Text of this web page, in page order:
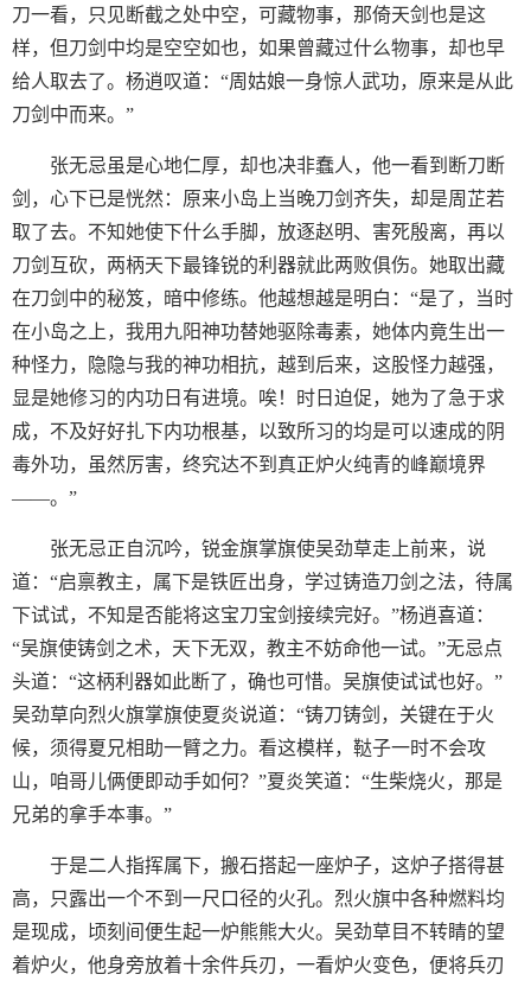
刀一看，只见断截之处中空，可藏物事，那倚天剑也是这
样，但刀剑中均是空空如也，如果曾藏过什么物事，却也早
给人取去了。杨逍叹道：“周姑娘一身惊人武功，原来是从此
刀剑中而来。”
张无忌虽是心地仁厚，却也决非蠢人，他一看到断刀断
剑，心下已是恍然：原来小岛上当晚刀剑齐失，却是周芷若
取了去。不知她使下什么手脚，放逐赵明、害死殷离，再以
刀剑互砍，两柄天下最锋锐的利器就此两败俱伤。她取出藏
在刀剑中的秘笈，暗中修练。他越想越是明白：“是了，当时
在小岛之上，我用九阳神功替她驱除毒素，她体内竟生出一
种怪力，隐隐与我的神功相抗，越到后来，这股怪力越强，
显是她修习的内功日有进境。唉！时日迫促，她为了急于求
成，不及好好扎下内功根基，以致所习的均是可以速成的阴
毒外功，虽然厉害，终究达不到真正炉火纯青的峰巅境界
——。”
张无忌正自沉吟，锐金旗掌旗使吴劲草走上前来，说
道：“启禀教主，属下是铁匠出身，学过铸造刀剑之法，待属
下试试，不知是否能将这宝刀宝剑接续完好。”杨逍喜道：
“吴旗使铸剑之术，天下无双，教主不妨命他一试。”无忌点
头道：“这柄利器如此断了，确也可惜。吴旗使试试也好。”
吴劲草向烈火旗掌旗使夏炎说道：“铸刀铸剑，关键在于火
候，须得夏兄相助一臂之力。看这模样，鞑子一时不会攻
山，咱哥儿俩便即动手如何？”夏炎笑道：“生柴烧火，那是
兄弟的拿手本事。”
于是二人指挥属下，搬石搭起一座炉子，这炉子搭得甚
高，只露出一个不到一尺口径的火孔。烈火旗中各种燃料均
是现成，顷刻间便生起一炉熊熊大火。吴劲草目不转睛的望
着炉火，他身旁放着十余件兵刃，一看炉火变色，便将兵刃